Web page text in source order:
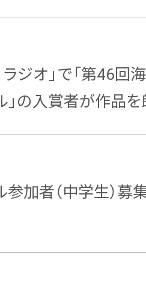
ジオ」で「第46回
」の入賞者が作品
加者（中学生）募